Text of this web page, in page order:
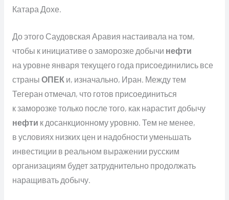
Катара Дохе.
До этого Саудовская Аравия настаивала на том,
чтобы к инициативе о заморозке добычи нефти
на уровне января текущего года присоединились все
страны ОПЕК и, изначально, Иран. Между тем
Тегеран отмечал, что готов присоединиться
к заморозке только после того, как нарастит добычу
нефти к досанкционному уровню. Тем не менее,
в условиях низких цен и надобности уменьшать
инвестиции в реальном выражении русским
организациям будет затруднительно продолжать
наращивать добычу.